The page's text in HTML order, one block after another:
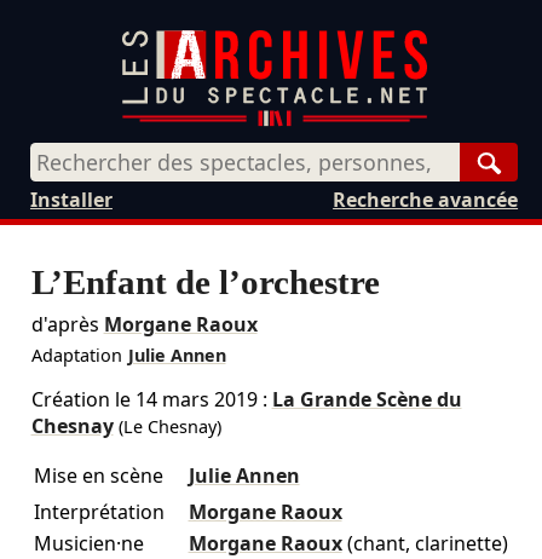
Recherche avancée
Installer
L’Enfant de l’orchestre
d'après Morgane Raoux
Adaptation Julie Annen
Création le 14 mars 2019: La Grande Scène du
Chesnay(Le Chesnay)
Mise en scène
Julie Annen
Interprétation
Morgane Raoux
Musicien·ne
Morgane Raoux (chant, clarinette)